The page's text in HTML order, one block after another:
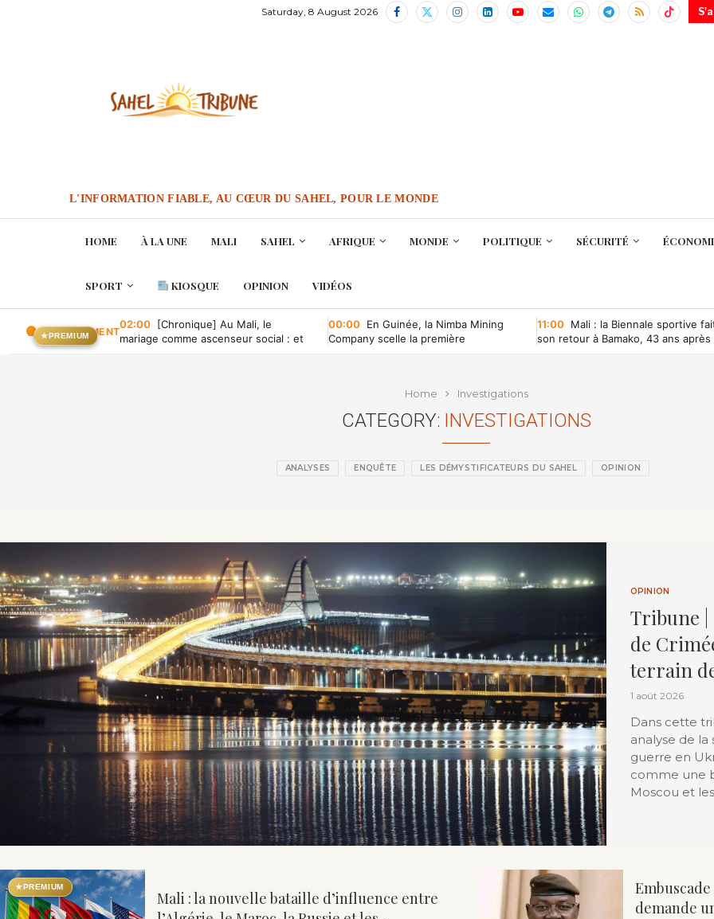
Saturday, 8 August 2026
L'INFORMATION FIABLE, AU CŒUR DU SAHEL, POUR LE MONDE
HOME À LA UNE MALI SAHEL AFRIQUE MONDE POLITIQUE SÉCURITÉ
SPORT KIOSQUE OPINION VIDÉOS
EN CE MOMENT
★PREMIUM
02:00 [Chronique] Au Mali, le
mariage comme ascenseur social : et
00:00 En Guinée, la Nimba Mining
Company scelle la première
11:00 Mali : la Biennale sportive
son retour à Bamako, 43 ans après
Home Investigations
CATEGORY: INVESTIGATIONS
ANALYSES ENQUÊTE LES DÉMYSTIFICATEURS DU SAHEL OPINION
OPINION
Tribune |
de
terrain
1 août 2026
Dans cette
analyse de la
guerre en
comme une
Moscou et
★PREMIUM
Mali : la nouvelle bataille d’influence entre
demande